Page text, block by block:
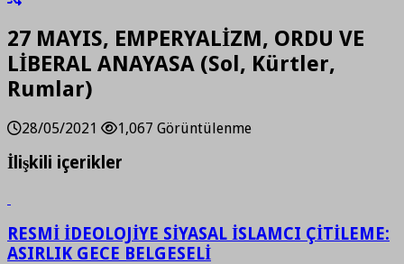
27 MAYIS, EMPERYALİZM, ORDU VE
LİBERAL ANAYASA (Sol, Kürtler,
Rumlar)
28/05/2021 1,067 Görüntülenme
İlişkili içerikler
RESMİ İDEOLOJİYE SİYASAL İSLAMCI ÇİTİLEME:
ASIRLIK GECE BELGESELİ